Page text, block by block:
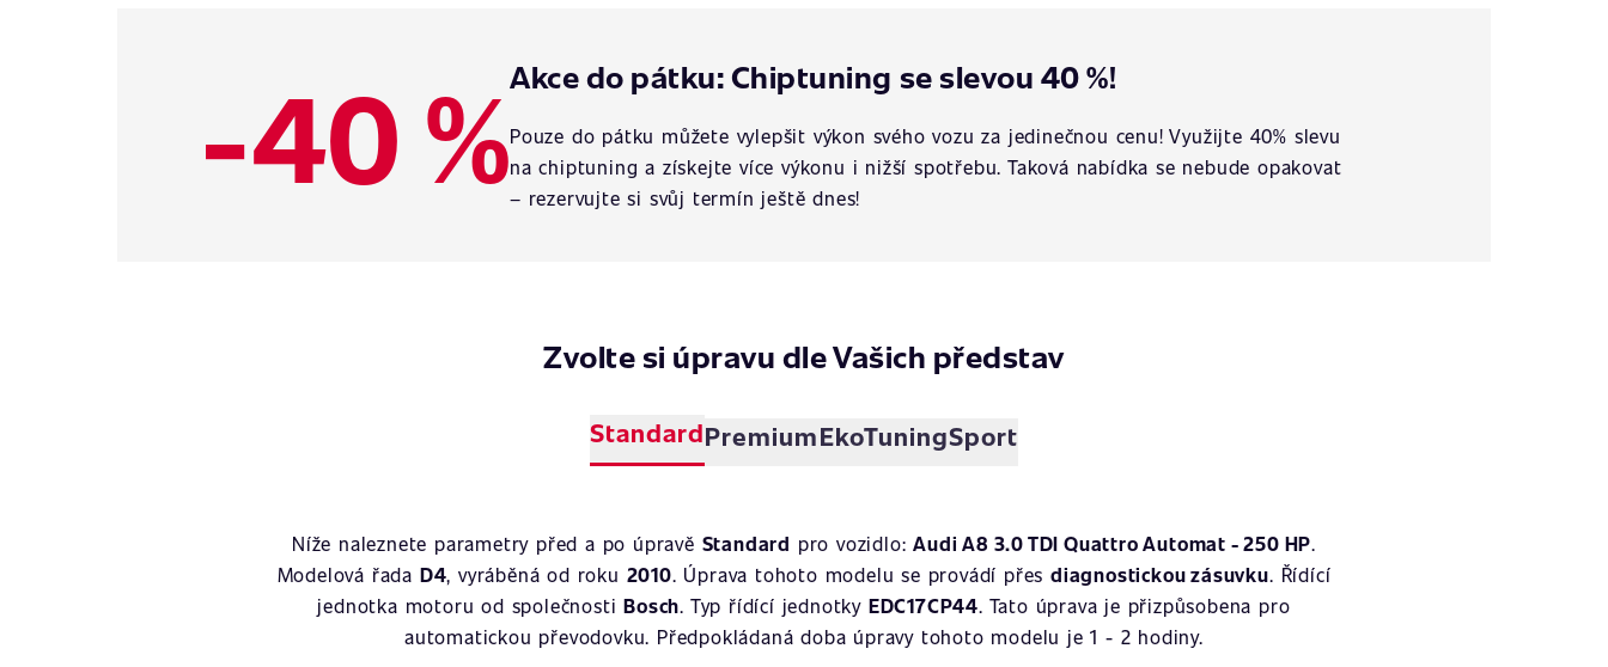
-40 %Akce do pátku: Chiptuning se slevou 40 %!
Pouze do pátku můžete vylepšit výkon svého vozu za jedinečnou cenu! Využijte 40% slevu
na chiptuning a získejte více výkonu i nižší spotřebu. Taková nabídka se nebude opakovat
– rezervujte si svůj termín ještě dnes!
Zvolte si úpravu dle Vašich představ
StandardPremiumEkoTuningSport
Níže naleznete parametry před a po úpravě Standard pro vozidlo:Audi A8 3.0 TDI Quattro Automat - 250 HP.
Modelová řada D4, vyráběná od roku 2010. Úprava tohoto modelu se provádí přesdiagnostickou zásuvku. Řídící
jednotka motoru od společnostiBosch. Typ řídící jednotky EDC17CP44. Tato úprava je přizpůsobena pro
automatickou převodovku. Předpokládaná doba úpravy tohoto modelu je 1 - 2 hodiny.